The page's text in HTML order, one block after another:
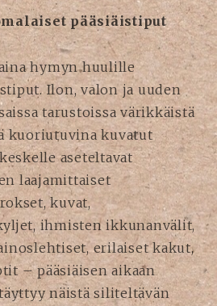
pääsiäistiput
hymyn huulille
Ilon, valon ja uuden
tarustoissa värikkäistä
kuoriutuvina kuvatut
aseteltavat
laajamittaiset
kuvat,
ihmisten ikkunanvälit,
erilaiset kakut,
– pääsiäisen aikaan
näistä siliteltävän